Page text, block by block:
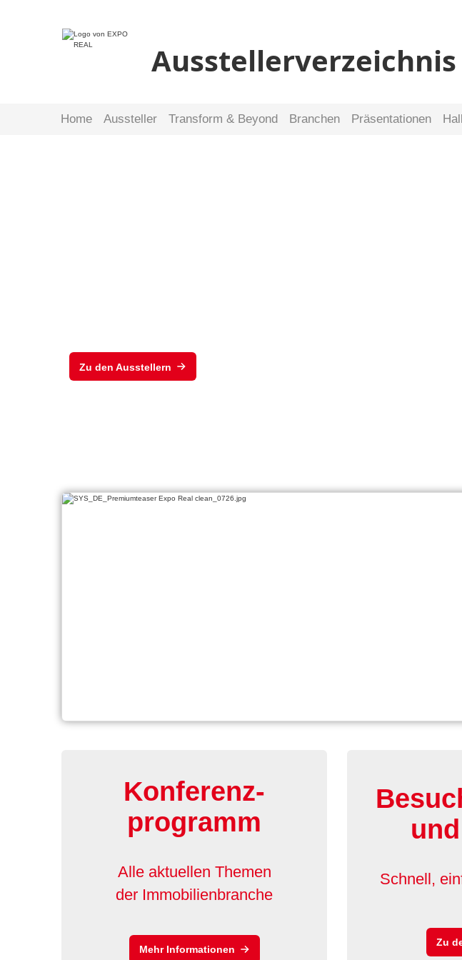
Ausstellerverzeichnis
Home Aussteller Transform & Beyond Branchen Präsentationen
Zu den Ausstellern
Konferenz-
programm
Alle aktuellen Themen
der Immobilienbranche
Mehr Informationen
Schnell,
Zu